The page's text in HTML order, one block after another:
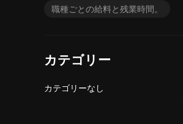
職種ごとの給料と残業時間。
カテゴリー
カテゴリーなし